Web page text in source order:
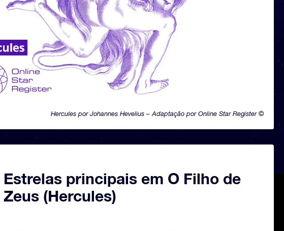
Hercules por Johannes Hevelius – Adaptação por Online Star Register ©
Estrelas principais em O Filho de
Zeus (Hercules)